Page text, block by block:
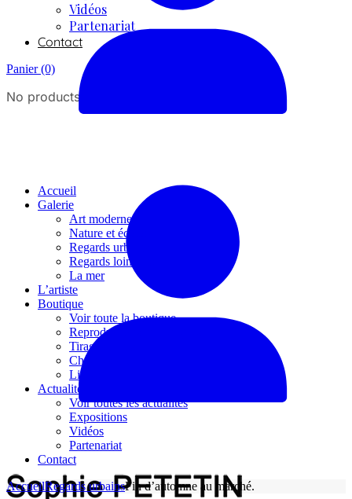
Vidéos
Partenariat
Contact
Panier (0)
No products in the cart.
Accueil
Galerie
Art moderne
Nature et écologie
Regards urbains
Regards lointains
La mer
L’artiste
Boutique
Voir toute la boutique
Reproductions numériques
Tirages d’arts
Chèques cadeaux
Livres
Actualités
Voir toutes les actualités
Expositions
Vidéos
Partenariat
Contact
AccueilRegards urbainsFin d’automne au marché.